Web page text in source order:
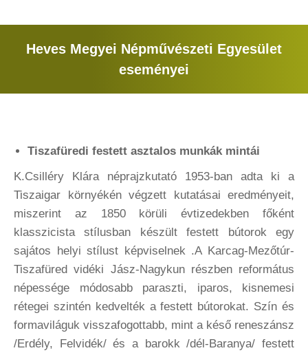
Heves Megyei Népművészeti Egyesület
eseményei
Tiszafüredi festett asztalos munkák mintái
K.Csilléry Klára néprajzkutató 1953-ban adta ki a
Tiszaigar környékén végzett kutatásai eredményeit,
miszerint az 1850 körüli évtizedekben főként
klasszicista stílusban készült festett bútorok egy
sajátos helyi stílust képviselnek .A Karcag-Mezőtúr-
Tiszafüred vidéki Jász-Nagykun részben református
népessége módosabb paraszti, iparos, kisnemesi
rétegei szintén kedvelték a festett bútorokat. Szín és
formaviláguk visszafogottabb, mint a késő reneszánsz
/Erdély, Felvidék/ és a barokk /dél-Baranya/ festett